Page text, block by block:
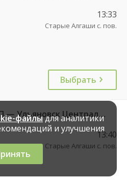
13:33
Старые Алгаши с. пов.
Выбрать
Новочебоксарск г. ДКП — Ульяновск Центральный АВ ч/з ЦАВ 737
13:40
Старые Алгаши с. пов.
файлыдля аналитики
и улучшения